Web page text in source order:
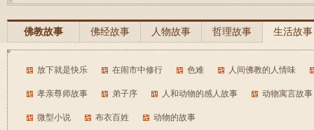
佛教故事 佛经故事 人物故事 哲理故事 生活故事
放下就是快乐 在闹市中修行 色难 人间佛教的人情味
孝亲尊师故事 弟子序 人和动物的感人故事 动物寓言故事
微型小说 布衣百姓 动物的故事